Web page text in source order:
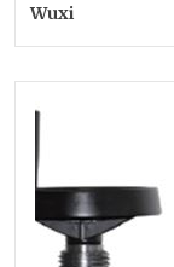
Wuxi